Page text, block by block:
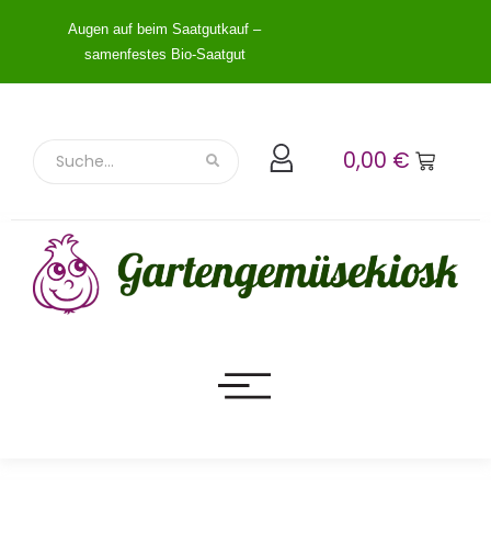
Augen auf beim Saatgutkauf –
samenfestes Bio-Saatgut
0,00 €